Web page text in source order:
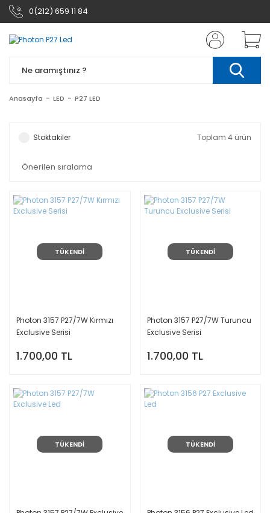
0(212) 659 11 84
Anasayfa LED P27 LED
Stoktakiler Toplam 4 ürün
TÜKENDİ
Photon 3157 P27/7W Kırmızı
Exclusive Serisi
1.700,00 TL
TÜKENDİ
Photon 3157 P27/7W Turuncu
Exclusive Serisi
1.700,00 TL
TÜKENDİ TÜKENDİ